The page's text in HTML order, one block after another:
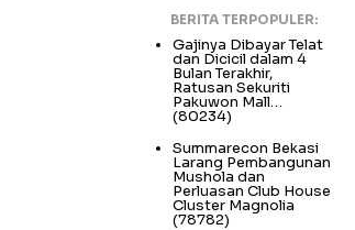
BERITA TERPOPULER:
Gajinya Dibayar Telat
dan Dicicil dalam 4
Bulan Terakhir,
Ratusan Sekuriti
Pakuwon Mall…
(80234)
Summarecon Bekasi
Larang Pembangunan
Mushola dan
Perluasan Club House
Cluster Magnolia
(78782)